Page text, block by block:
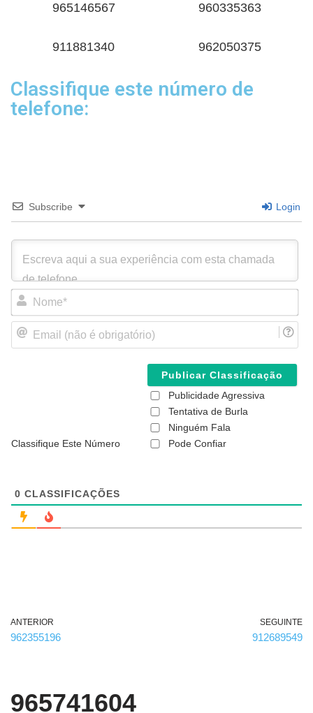
965146567 960335363
911881340 962050375
Classifique este número de
telefone:
Subscribe Login
N
m
a
a
ó
Classifique Este Número
Publicidade Agressiva
Tentativa de Burla
Ninguém Fala
Pode Confiar
0 CLASSIFICAÇÕES
ANTERIOR
962355196
SEGUINTE
912689549
965741604